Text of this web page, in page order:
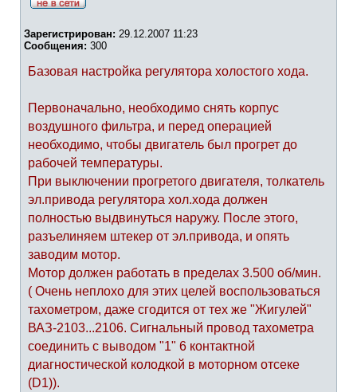
Зарегистрирован: 29.12.2007 11:23
Сообщения: 300
Базовая настройка регулятора холостого хода.
Первоначально, необходимо снять корпус
воздушного фильтра, и перед операцией
необходимо, чтобы двигатель был прогрет до
рабочей температуры.
При выключении прогретого двигателя, толкатель
эл.привода регулятора хол.хода должен
полностью выдвинуться наружу. После этого,
разъелиняем штекер от эл.привода, и опять
заводим мотор.
Мотор должен работать в пределах 3.500 об/мин.
( Очень неплохо для этих целей воспользоваться
тахометром, даже сгодится от тех же "Жигулей"
ВАЗ-2103...2106. Сигнальный провод тахометра
соединить с выводом "1" 6 контактной
диагностической колодкой в моторном отсеке
(D1)).